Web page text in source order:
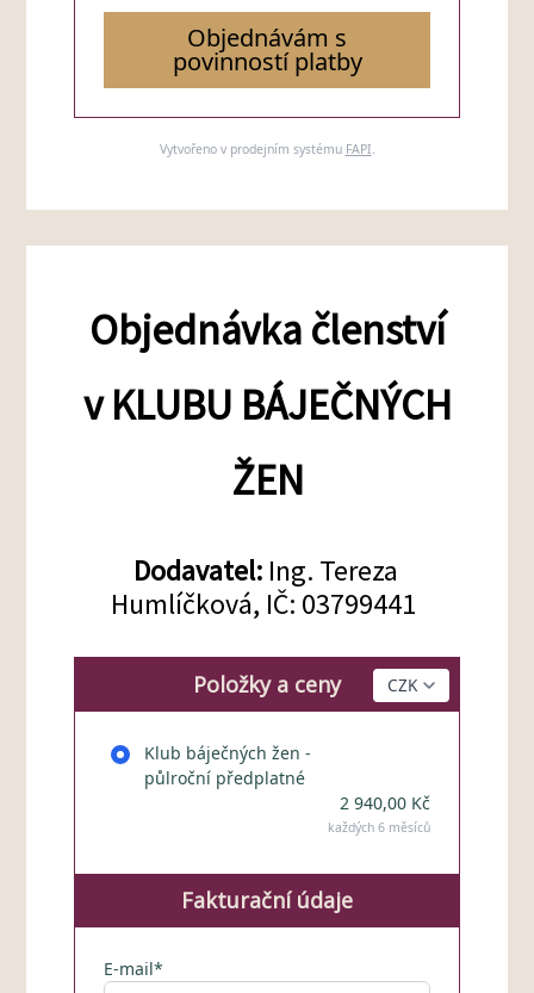
Objednávám s
povinností platby
Vytvořeno v prodejním systému FAPI.
Objednávka členství
v KLUBU BÁJEČNÝCH
ŽEN
Dodavatel: Ing. Tereza
Humlíčková, IČ: 03799441
Položky a ceny
Klub báječných žen -
půlroční předplatné
2 940,00 Kč
každých 6 měsíců
Fakturační údaje
E-mail*